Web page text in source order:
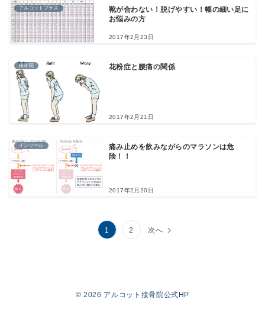
アルコットプラス
靴が合わない！脱げやすい！幅の細い足に
お悩みの方
2017年2月23日
接骨院 花粉症と腰痛の関係
2017年2月21日
インソール
痛み止めを飲みながらのマラソンは危
険！！
2017年2月20日
1 2 次へ
© 2026 アルコット接骨院公式HP